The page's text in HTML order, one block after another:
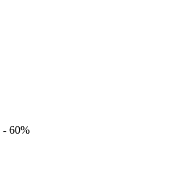
- 60%